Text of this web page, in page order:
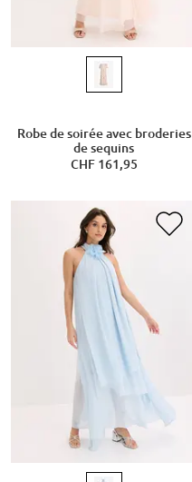
Robe de soirée avec broderies
de sequins
CHF 161,95